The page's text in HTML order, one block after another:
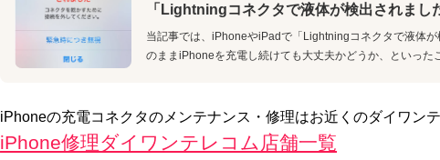
「Lightningコネクタで液体が検出されまし
当記事では、iPhoneやiPadで「Lightningコネクタで液体
のままiPhoneを充電し続けても大丈夫かどうか、といった
iPhoneの充電コネクタのメンテナンス・修理はお近くのダイワン
iPhone修理ダイワンテレコム店舗一覧